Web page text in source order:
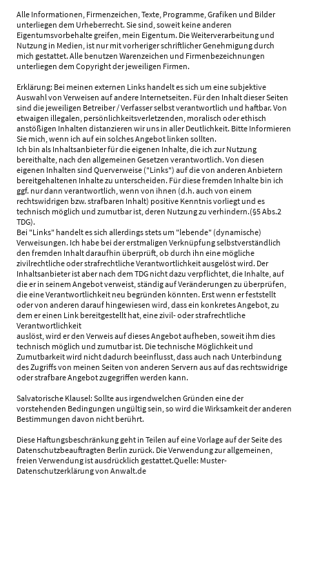
Alle Informationen, Firmenzeichen, Texte, Programme, Grafiken und Bilder
unterliegen dem Urheberrecht. Sie sind, soweit keine anderen
Eigentumsvorbehalte greifen, mein Eigentum. Die Weiterverarbeitung und
Nutzung in Medien, ist nur mit vorheriger schriftlicher Genehmigung durch
mich gestattet. Alle benutzen Warenzeichen und Firmenbezeichnungen
unterliegen dem Copyright der jeweiligen Firmen.
Erklärung: Bei meinen externen Links handelt es sich um eine subjektive
Auswahl von Verweisen auf andere Internetseiten. Für den Inhalt dieser Seiten
sind die jeweiligen Betreiber / Verfasser selbst verantwortlich und haftbar. Von
etwaigen illegalen, persönlichkeitsverletzenden, moralisch oder ethisch
anstößigen Inhalten distanzieren wir uns in aller Deutlichkeit. Bitte Informieren
Sie mich, wenn ich auf ein solches Angebot linken sollten.
Ich bin als Inhaltsanbieter für die eigenen Inhalte, die ich zur Nutzung
bereithalte, nach den allgemeinen Gesetzen verantwortlich. Von diesen
eigenen Inhalten sind Querverweise ("Links") auf die von anderen Anbietern
bereitgehaltenen Inhalte zu unterscheiden. Für diese fremden Inhalte bin ich
ggf. nur dann verantwortlich, wenn von ihnen (d.h. auch von einem
rechtswidrigen bzw. strafbaren Inhalt) positive Kenntnis vorliegt und es
technisch möglich und zumutbar ist, deren Nutzung zu verhindern.(§5 Abs.2
TDG).
Bei "Links" handelt es sich allerdings stets um "lebende" (dynamische)
Verweisungen. Ich habe bei der erstmaligen Verknüpfung selbstverständlich
den fremden Inhalt daraufhin überprüft, ob durch ihn eine mögliche
zivilrechtliche oder strafrechtliche Verantwortlichkeit ausgelöst wird. Der
Inhaltsanbieter ist aber nach dem TDG nicht dazu verpflichtet, die Inhalte, auf
die er in seinem Angebot verweist, ständig auf Veränderungen zu überprüfen,
die eine Verantwortlichkeit neu begründen könnten. Erst wenn er feststellt
oder von anderen darauf hingewiesen wird, dass ein konkretes Angebot, zu
dem er einen Link bereitgestellt hat, eine zivil- oder strafrechtliche
Verantwortlichkeit
auslöst, wird er den Verweis auf dieses Angebot aufheben, soweit ihm dies
technisch möglich und zumutbar ist. Die technische Möglichkeit und
Zumutbarkeit wird nicht dadurch beeinflusst, dass auch nach Unterbindung
des Zugriffs von meinen Seiten von anderen Servern aus auf das rechtswidrige
oder strafbare Angebot zugegriffen werden kann.
Salvatorische Klausel: Sollte aus irgendwelchen Gründen eine der
vorstehenden Bedingungen ungültig sein, so wird die Wirksamkeit der anderen
Bestimmungen davon nicht berührt.
Diese Haftungsbeschränkung geht in Teilen auf eine Vorlage auf der Seite des
Datenschutzbeauftragten Berlin zurück. Die Verwendung zur allgemeinen,
freien Verwendung ist ausdrücklich gestattet.Quelle: Muster-
Datenschutzerklärung von Anwalt.de